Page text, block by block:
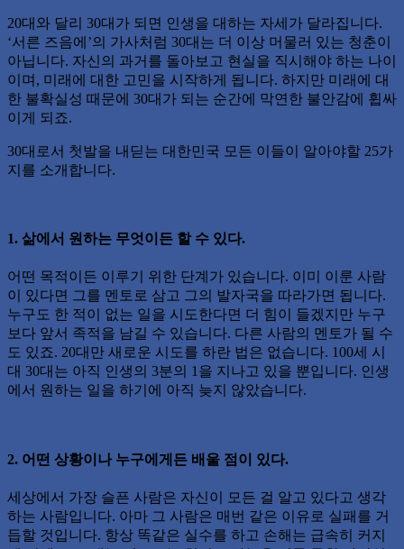
20대와 달리 30대가 되면 인생을 대하는 자세가 달라집니다.
‘서른 즈음에’의 가사처럼 30대는 더 이상 머물러 있는 청춘이
아닙니다. 자신의 과거를 돌아보고 현실을 직시해야 하는 나이
이며, 미래에 대한 고민을 시작하게 됩니다. 하지만 미래에 대
한 불확실성 때문에 30대가 되는 순간에 막연한 불안감에 휩싸
이게 되죠.
30대로서 첫발을 내딛는 대한민국 모든 이들이 알아야할 25가
지를 소개합니다.
1. 삶에서 원하는 무엇이든 할 수 있다.
어떤 목적이든 이루기 위한 단계가 있습니다. 이미 이룬 사람
이 있다면 그를 멘토로 삼고 그의 발자국을 따라가면 됩니다.
누구도 한 적이 없는 일을 시도한다면 더 힘이 들겠지만 누구
보다 앞서 족적을 남길 수 있습니다. 다른 사람의 멘토가 될 수
도 있죠. 20대만 새로운 시도를 하란 법은 없습니다. 100세 시
대 30대는 아직 인생의 3분의 1을 지나고 있을 뿐입니다. 인생
에서 원하는 일을 하기에 아직 늦지 않았습니다.
2. 어떤 상황이나 누구에게든 배울 점이 있다.
세상에서 가장 슬픈 사람은 자신이 모든 걸 알고 있다고 생각
하는 사람입니다. 아마 그 사람은 매번 같은 이유로 실패를 거
듭할 것입니다. 항상 똑같은 실수를 하고 손해는 급속히 커지